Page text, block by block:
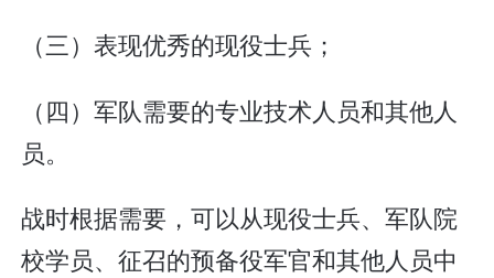
（三）表现优秀的现役士兵；
（四）军队需要的专业技术人员和其他人
员。
战时根据需要，可以从现役士兵、军队院
校学员、征召的预备役军官和其他人员中